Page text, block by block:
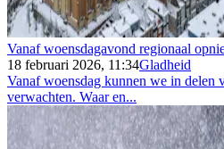
Vanaf woensdagavond regionaal
18 februari 2026, 11:34Gladheid
Vanaf woensdag kunnen we in delen
verwachten. Waar en...